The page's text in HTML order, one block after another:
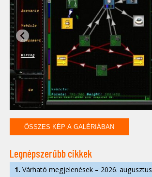
ÖSSZES KÉP A GALÉRIÁBAN
Legnépszerűbb cikkek
1. Várható megjelenések – 2026. augusztus